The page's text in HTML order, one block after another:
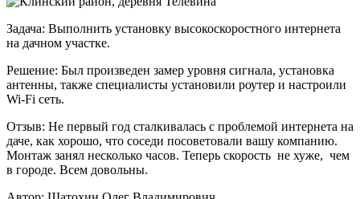
Задача: Выполнить установку высокоскоростного интернета
на дачном участке.
Решение: Был произведен замер уровня сигнала, установка
антенны, также специалисты установили роутер и настроили
Wi-Fi сеть.
Отзыв: Не первый год сталкивалась с проблемой интернета на
даче, как хорошо, что соседи посоветовали вашу компанию.
Монтаж занял несколько часов. Теперь скорость не хуже, чем
в городе. Всем довольны.